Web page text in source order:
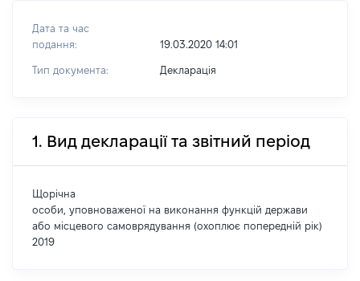
Дата та час
подання:
19.03.2020 14:01
Тип документа: Декларація
1. Вид декларації та звітний період
Щорічна
особи, уповноваженої на виконання функцій держави
або місцевого самоврядування (охоплює попередній рік)
2019